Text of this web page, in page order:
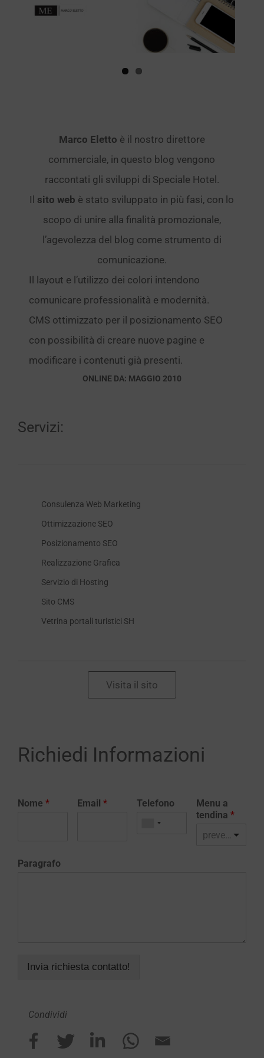
Marco Eletto è il nostro direttore
commerciale, in questo blog vengono
raccontati gli sviluppi di Speciale Hotel.
Il sito web è stato sviluppato in più fasi, con lo
scopo di unire alla finalità promozionale,
l’agevolezza del blog come strumento di
comunicazione.
Il layout e l’utilizzo dei colori intendono
comunicare professionalità e modernità.
CMS ottimizzato per il posizionamento SEO
con possibilità di creare nuove pagine e
modificare i contenuti già presenti.
ONLINE DA: MAGGIO 2010
Servizi:
Consulenza Web Marketing
Ottimizzazione SEO
Posizionamento SEO
Realizzazione Grafica
Servizio di Hosting
Sito CMS
Vetrina portali turistici SH
Visita il sito
Richiedi Informazioni
Nome * Email * Telefono
Menu a
tendina *
preventivo realizzazione sito web
Paragrafo
Invia richiesta contatto!
Condividi